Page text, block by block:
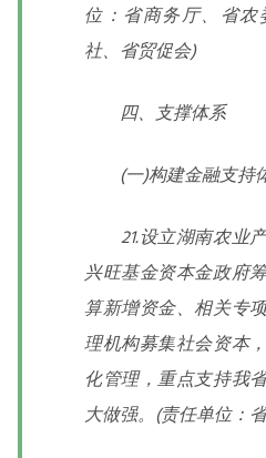
位：省商务厅、省
社、省贸促会)
四、支撑体系
(一)构建金融支持体
21.设立湖南农业
兴旺基金资本金政府
算新增资金、相关专
理机构募集社会资本
化管理，重点支持我
大做强。(责任单位：